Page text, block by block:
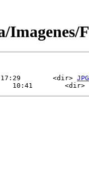
Imagenes/
17:29        <dir> JPG
10:41        <dir>